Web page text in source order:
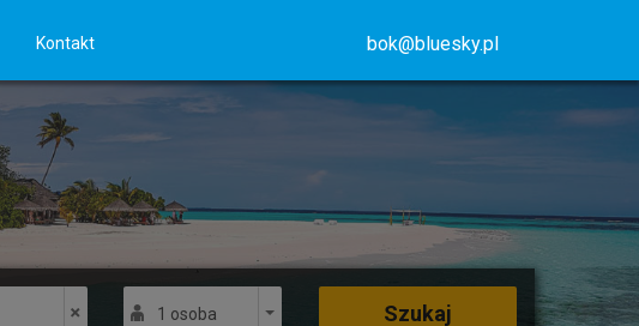
Kontakt bok@bluesky.pl
1 osoba Szukaj